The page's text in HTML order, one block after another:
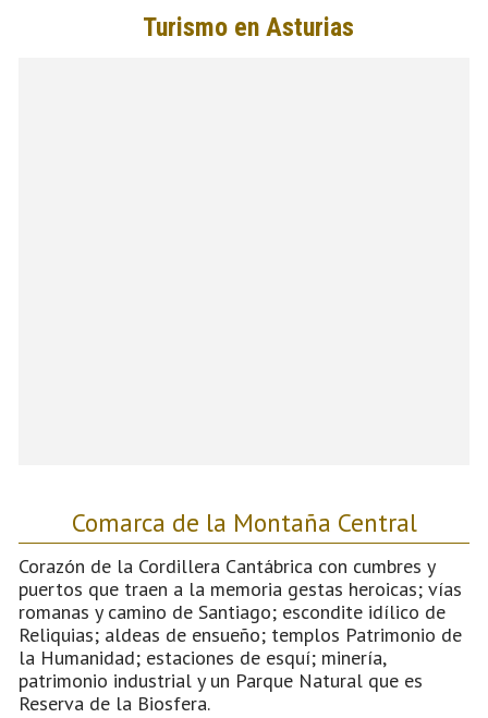
Comarca de la Montaña Central
Corazón de la Cordillera Cantábrica con cumbres y
puertos que traen a la memoria gestas heroicas; vías
romanas y camino de Santiago; escondite idílico de
Reliquias; aldeas de ensueño; templos Patrimonio de
la Humanidad; estaciones de esquí; minería,
patrimonio industrial y un Parque Natural que es
Reserva de la Biosfera.